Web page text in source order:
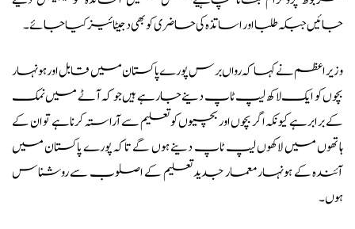
جائیں جبکہ طلبا اور اساتذہ کی حاضری کو بھی دجیٹائیز کیا جائے ۔
وزیراعظم نے کہا کہ رواں برس پورے پاکستان میں قابل اور ہونہار
بچوں کو ایک لاکھ لیپ ٹاپ دینے جارہے ہیں جو کہ آٹے میں نمک
کے برابر ہے کیونکہ اگر بچوں اور بچیوں کو تعلیم سے آراستہ کرنا ہے تو ان کے
ہاتھوں میں لاکھوں لیپ ٹاپ دینے ہوں گے تاکہ پورے پاکستان میں
آئندہ کے ہونہار معمار جدید تعلیم کے اصلوب سے روشناس
ہوں۔